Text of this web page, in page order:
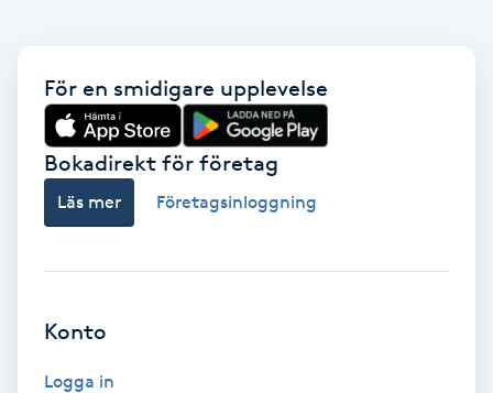
Celluliter
Coachning
Color correction
Damklippning
För en smidigare upplevelse
Bokadirekt för företag
Läs mer Företagsinloggning
Konto
Logga in